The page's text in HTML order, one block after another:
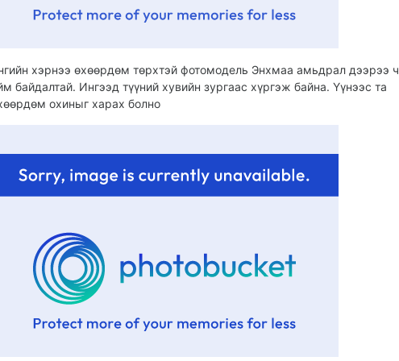
хэрнээ өхөөрдөм төрхтэй фотомодель Энхмаа амьдрал дээрээ ч
байдалтай. Ингээд түүний хувийн зургаас хүргэж байна. Үүнээс та
охиныг харах болно